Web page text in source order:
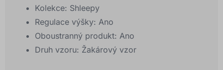
Kolekce: Shleepy
Regulace výšky: Ano
Oboustranný produkt: Ano
Druh vzoru: Žakárový vzor